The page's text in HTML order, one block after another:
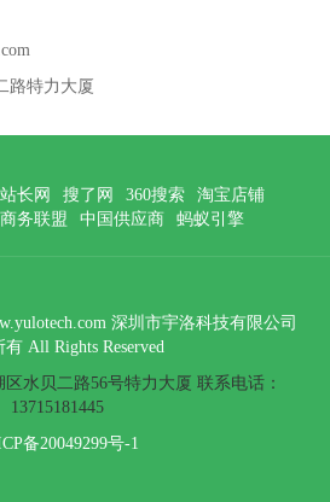
路特力大厦
站长网 搜了网 360搜索
淘宝店铺
商务联盟 中国供应商 蚂蚁引擎
深圳市宇洛科技有限公司
有 All Rights Reserved
水贝二路56号特力大厦 联系电话：
13715181445
备20049299号-1